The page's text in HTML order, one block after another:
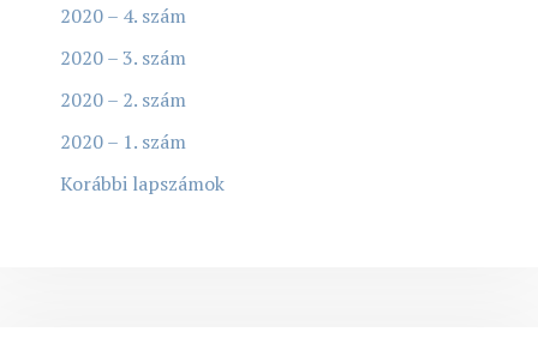
2020 – 4. szám
2020 – 3. szám
2020 – 2. szám
2020 – 1. szám
Korábbi lapszámok